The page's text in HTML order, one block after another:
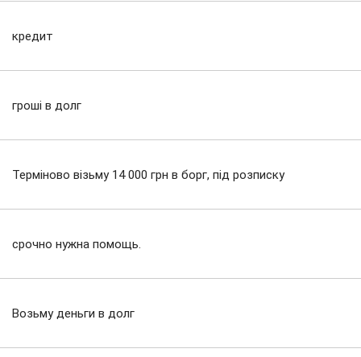
кредит
гроші в долг
Терміново візьму 14 000 грн в борг, під розписку
срочно нужна помощь.
Возьму деньги в долг